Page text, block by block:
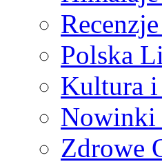
Polska
Kultura
Nowinki
Zdrowe